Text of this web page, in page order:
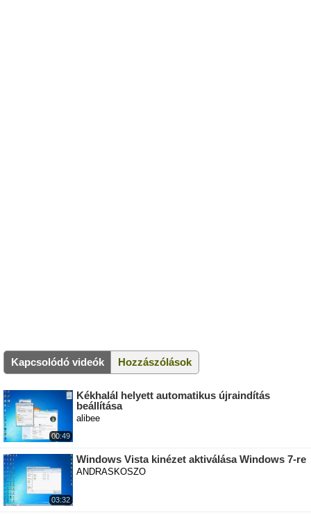
Kapcsolódó videók Hozzászólások
00:49
Kékhalál helyett automatikus újraindítás
beállítása
alibee
03:32
Windows Vista kinézet aktiválása Windows 7-re
ANDRASKOSZO